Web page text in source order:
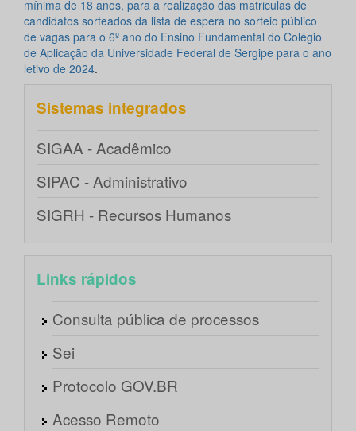
mínima de 18 anos, para a realização das matriculas de
candidatos sorteados da lista de espera no sorteio público
de vagas para o 6º ano do Ensino Fundamental do Colégio
de Aplicação da Universidade Federal de Sergipe para o ano
letivo de 2024.
Sistemas integrados
SIGAA - Acadêmico
SIPAC - Administrativo
SIGRH - Recursos Humanos
Links rápidos
Consulta pública de processos
Sei
Protocolo GOV.BR
Acesso Remoto